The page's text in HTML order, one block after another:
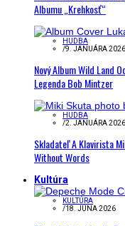
Albumu „Krehkosť“
HUDBA
/9. JANUÁRA 2026
Nový Album Wild Land
Legenda Bob Mintzer
HUDBA
/2. JANUÁRA 2026
Skladateľ A Klavirista
Without Words
Kultúra
KULTÚRA
/18. JÚNA 2026